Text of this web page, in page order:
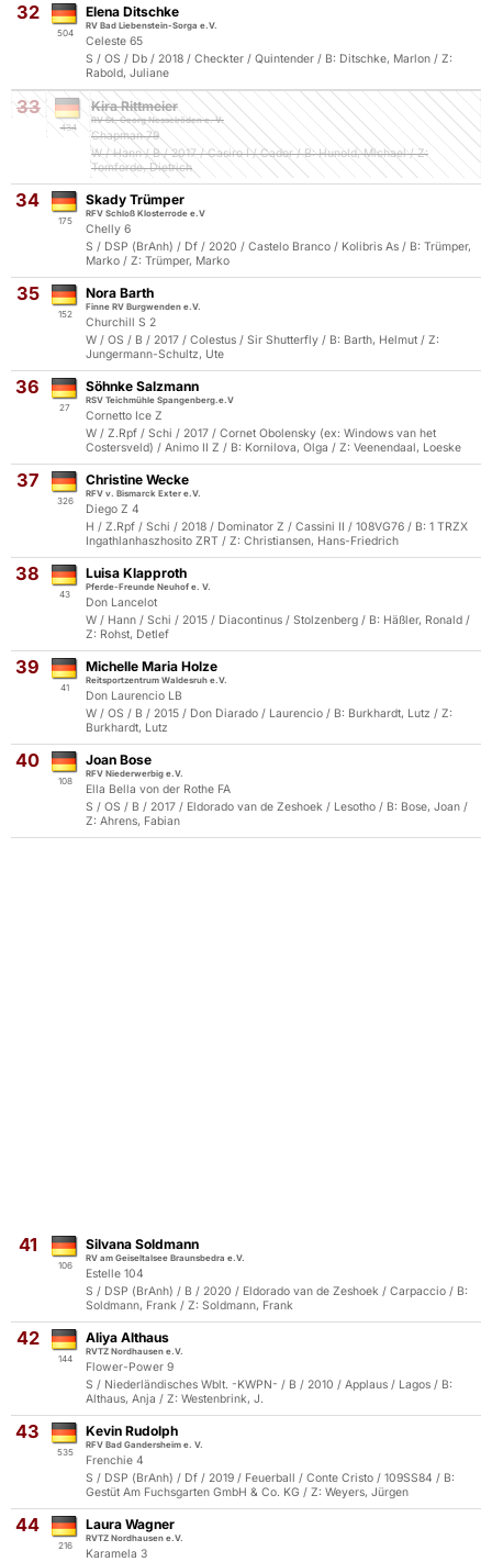
32
504
Elena Ditschke
RV Bad Liebenstein-Sorga e.V.
Celeste 65
S / OS / Db / 2018 / Checkter / Quintender / B: Ditschke, Marlon / Z:
Rabold, Juliane
33
434
Kira Rittmeier
RV St. Georg Nesselröden e. V.
Chapman 79
W / Hann / B / 2017 / Casiro I / Cador / B: Hunold, Michael / Z:
Tomforde, Dietrich
34
175
Skady Trümper
RFV Schloß Klosterrode e.V
Chelly 6
S / DSP (BrAnh) / Df / 2020 / Castelo Branco / Kolibris As / B: Trümper,
Marko / Z: Trümper, Marko
35
152
Nora Barth
Finne RV Burgwenden e.V.
Churchill S 2
W / OS / B / 2017 / Colestus / Sir Shutterfly / B: Barth, Helmut / Z:
Jungermann-Schultz, Ute
36
27
Söhnke Salzmann
RSV Teichmühle Spangenberg.e.V
Cornetto Ice Z
W / Z.Rpf / Schi / 2017 / Cornet Obolensky (ex: Windows van het
Costersveld) / Animo II Z / B: Kornilova, Olga / Z: Veenendaal, Loeske
37
326
Christine Wecke
RFV v. Bismarck Exter e.V.
Diego Z 4
H / Z.Rpf / Schi / 2018 / Dominator Z / Cassini II / 108VG76 / B: 1 TRZX
Ingathlanhaszhosito ZRT / Z: Christiansen, Hans-Friedrich
38
43
Luisa Klapproth
Pferde-Freunde Neuhof e. V.
Don Lancelot
W / Hann / Schi / 2015 / Diacontinus / Stolzenberg / B: Häßler, Ronald /
Z: Rohst, Detlef
39
41
Michelle Maria Holze
Reitsportzentrum Waldesruh e.V.
Don Laurencio LB
W / OS / B / 2015 / Don Diarado / Laurencio / B: Burkhardt, Lutz / Z:
Burkhardt, Lutz
40
108
Joan Bose
RFV Niederwerbig e.V.
Ella Bella von der Rothe FA
S / OS / B / 2017 / Eldorado van de Zeshoek / Lesotho / B: Bose, Joan /
Z: Ahrens, Fabian
41
106
Silvana Soldmann
RV am Geiseltalsee Braunsbedra e.V.
Estelle 104
S / DSP (BrAnh) / B / 2020 / Eldorado van de Zeshoek / Carpaccio / B:
Soldmann, Frank / Z: Soldmann, Frank
42
144
Aliya Althaus
RVTZ Nordhausen e.V.
Flower-Power 9
S / Niederländisches Wblt. -KWPN- / B / 2010 / Applaus / Lagos / B:
Althaus, Anja / Z: Westenbrink, J.
43
535
Kevin Rudolph
RFV Bad Gandersheim e. V.
Frenchie 4
S / DSP (BrAnh) / Df / 2019 / Feuerball / Conte Cristo / 109SS84 / B:
Gestüt Am Fuchsgarten GmbH & Co. KG / Z: Weyers, Jürgen
44
216
Laura Wagner
RVTZ Nordhausen e.V.
Karamela 3